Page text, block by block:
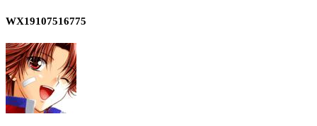
WX19107516775